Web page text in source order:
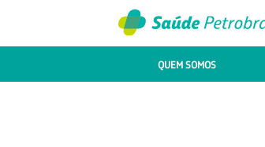
QUEM SOMOS